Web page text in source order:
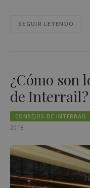
SEGUIR LEYENDO
¿Cómo son
de Interrail?
CONSEJOS DE INTERRAIL
2018